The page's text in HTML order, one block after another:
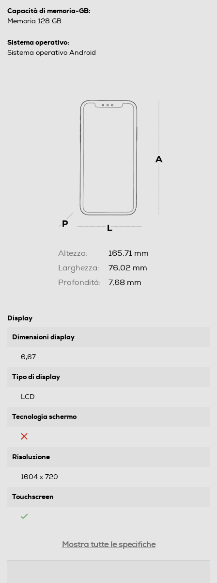
Capacità di memoria-GB:
Memoria 128 GB
Sistema operativo:
Sistema operativo Android
Altezza:
165,71 mm
Larghezza:
76,02 mm
Profondità:
7,68 mm
Display
Dimensioni display
6,67
Tipo di display
LCD
Tecnologia schermo
Risoluzione
1604 x 720
Touchscreen
Mostra tutte le specifiche